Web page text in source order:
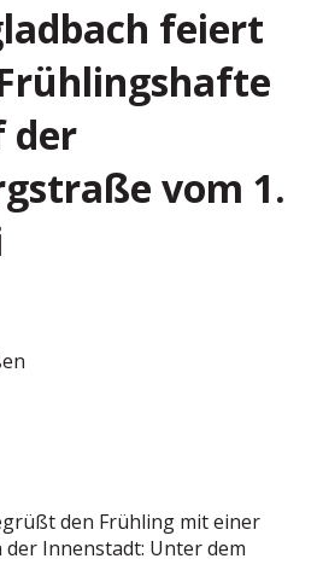
feiert
der
vom 1.
den Frühling mit einer
Innenstadt: Unter dem